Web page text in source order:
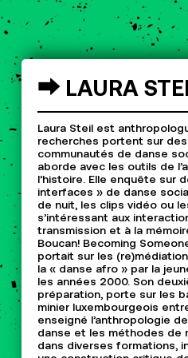
⮕ LAURA
Laura Steil est
recherches portent sur
communautés de danse
aborde avec les outils de
l’histoire. Elle enquête sur
interfaces » de danse
de nuit, les clips vidéo ou
s’intéressant aux
transmission et à la
Boucan! Becoming
portait sur les
la « danse afro » par la
les années 2000. Son
préparation, porte sur les
minier luxembourgeois
enseigné l’anthropologie
danse et les méthodes de
dans diverses formations,